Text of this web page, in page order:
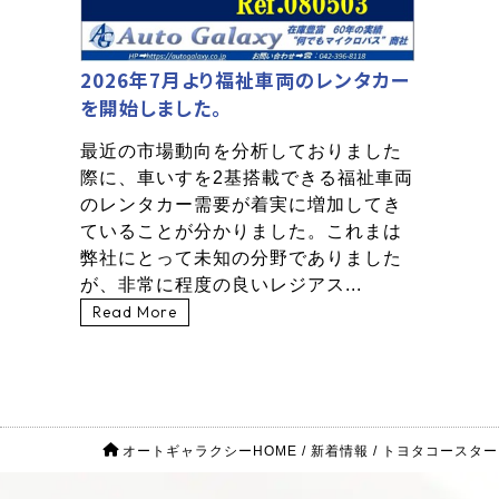
2026年7月より福祉車両のレンタカー
を開始しました。
最近の市場動向を分析しておりました
際に、車いすを2基搭載できる福祉車両
のレンタカー需要が着実に増加してき
ていることが分かりました。これまは
弊社にとって未知の分野でありました
が、非常に程度の良いレジアス...
Read More
オートギャラクシーHOME / 新着情報 / トヨタコースタ